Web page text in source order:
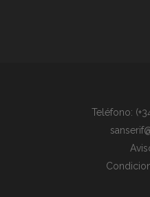
Teléfono: